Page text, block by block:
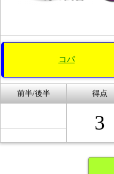
コパ
前半/後半 得点
3